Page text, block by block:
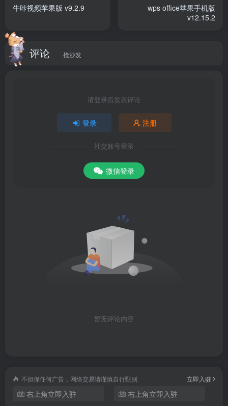
书籍，并且可查看微信好友的读书动态，以及和好友讨论正
记、社科、历史、杂志等大类，主要以出版付费书籍为主，
可以为用户提供全新的阅读体验。软件除了基本的阅读和购
呈现一些其他同类应用难以实现的功能。
微信读书是基于微信关系链的官方阅读应用，同时支持
iPhone和iPad两大终端平台。在提供极致阅读体验的同时，
为用户推荐合适的书籍，并可查看微信好友的读书动态、与
支持EPUB和TXT格式，你还可以随心个性化你的专属阅读
风格。精心打磨，只为给你极致体验。
帮你发现下一本适合你的好书。书海茫茫，不妨让微信好友
在阅读中与好友的想法邂逅，跟好友交流你的阅读感想，碰
撞出更多火花。这一次，让阅读不再孤单。
牛咔视频苹果版 v9.2.9
wps office苹果手机版
v12.15.2
评论 抢沙发
请登录后发表评论
登录 注册
社交账号登录
微信登录
暂无评论内容
不担保任何广告，网络交易请谨慎自行甄别 立即入驻
右上角立即入驻 右上角立即入驻